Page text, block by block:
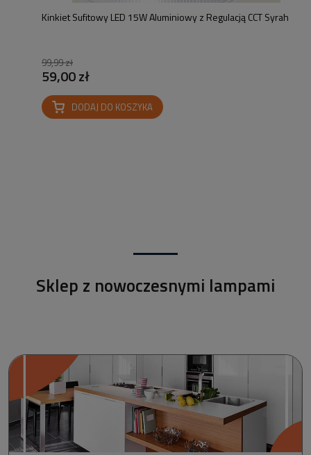
Kinkiet Sufitowy LED 15W Aluminiowy z Regulacją CCT Syrah
99,99 zł
59,00 zł
DODAJ DO KOSZYKA
Sklep z nowoczesnymi lampami